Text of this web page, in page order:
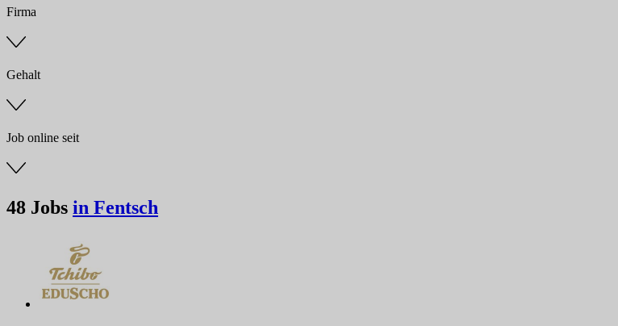
Firma
Gehalt
Job online seit
48 Jobs in Fentsch